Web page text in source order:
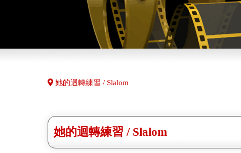
她的迴轉練習 / Slalom
她的迴轉練習 / Slalom